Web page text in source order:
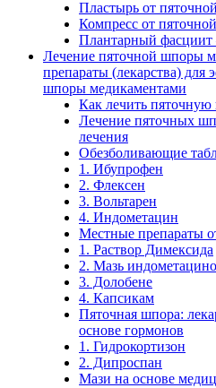
Пластырь от
Компресс от
Плантарный фасциит
Лечение пяточной шпоры
препараты (лекарства) для
шпоры медикаментами
Как лечить
Лечение пяточных
лечения
Обезболивающие
1. Ибупpoфeн
2. Флексен
3. Вольтарен
4. Индометацин
Местные препараты
1. Раствор Димексида
2. Мазь
3. Долобене
4. Капсикам
Пяточная шпора:
основе гормонов
1. Гидрокортизон
2. Дипроспан
Мази на основе